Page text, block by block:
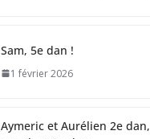
Sam, 5e dan !
1 février 2026
Aymeric et Aurélien 2e dan,